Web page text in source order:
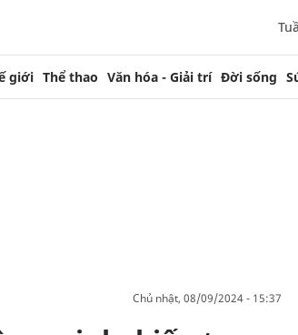
giới Thể thao Văn hóa - Giải trí Đời sống
chủ nhật, 08/09/2024 - 15:37